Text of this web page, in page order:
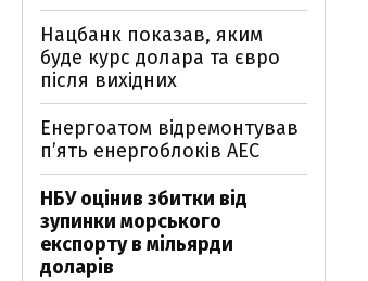
Нацбанк показав, яким
буде курс долара та євро
після вихідних
Енергоатом відремонтував
п’ять енергоблоків АЕС
НБУ оцінив збитки від
зупинки морського
експорту в мільярди
доларів